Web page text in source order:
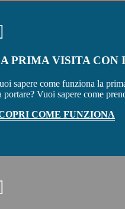
PRIMA VISITA CON
sapere come funziona la
portare? Vuoi sapere come
COME FUNZIONA